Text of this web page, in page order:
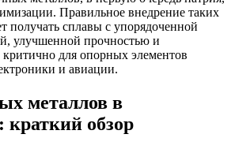
Правильное внедрение таких
получать сплавы с упорядоченной
улучшенной прочностью и
критично для опорных элементов
и авиации.
металлов в
краткий обзор